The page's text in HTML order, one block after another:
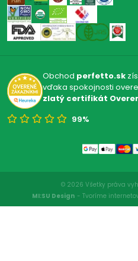
Obchod perfetto.sk
vďaka spokojnosti
zlatý certifikát
99%
© 2026 Všetky práva
MI:SU Design - Tvoríme